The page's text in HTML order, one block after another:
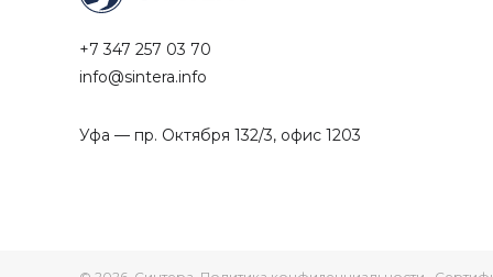
+7 347 257 03 70
info@sintera.info
Уфа — пр. Октября 132/3, офис 1203